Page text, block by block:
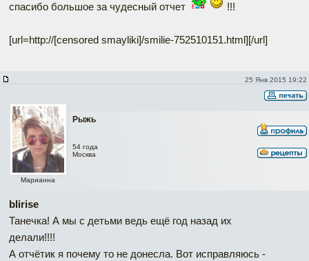
спасибо большое за чудесный отчет !!!
[url=http://[censored smayliki]/smilie-752510151.html][/url]
25 Янв 2015 19:22
Рыжь
Марианна
54 года
Москва
blirise
Танечка! А мы с детьми ведь ещё год назад их
делали!!!!
А отчётик я почему то не донесла. Вот исправляюсь -